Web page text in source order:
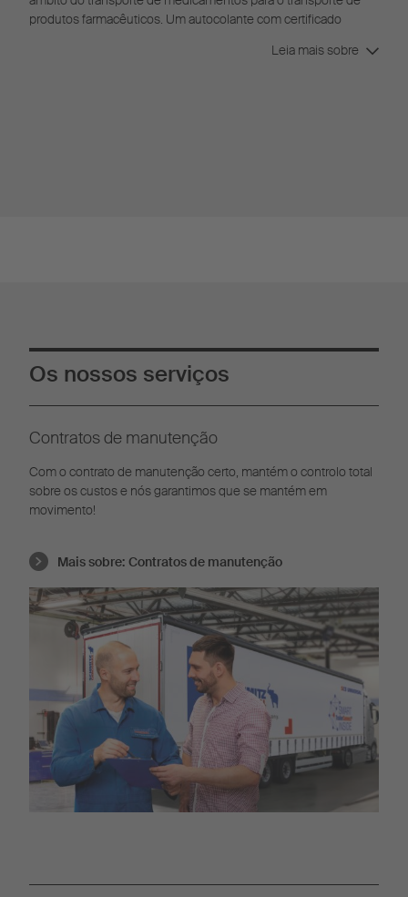
produtos farmacêuticos. Um autocolante com certificado
Leia mais sobre
Os nossos serviços
Contratos de manutenção
Com o contrato de manutenção certo, mantém o controlo total
sobre os custos e nós garantimos que se mantém em
movimento!
Mais sobre: Contratos de manutenção